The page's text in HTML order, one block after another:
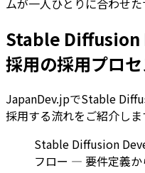
ムが一人ひとりに合わせた
Stable Diffusion
採用の採用プロ
JapanDev.jpでStable
採用する流れをご紹介しま
Stable Diffusion
フロー — 要件定義